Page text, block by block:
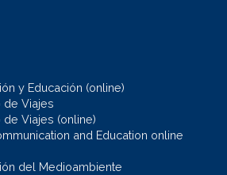
y Educación (online)
de Viajes
Viajes (online)
and Education online
del Medioambiente